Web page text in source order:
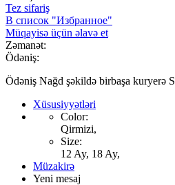
Tez sifariş
В список "Избранное"
Müqayisə üçün əlavə et
Zəmanət:
Ödəniş:
Ödəniş Nağd şəkildə birbaşa kuryerə
Xüsusiyyətləri
Color:
Qirmizi,
Size:
12 Ay, 18 Ay,
Müzakirə
Yeni mesaj